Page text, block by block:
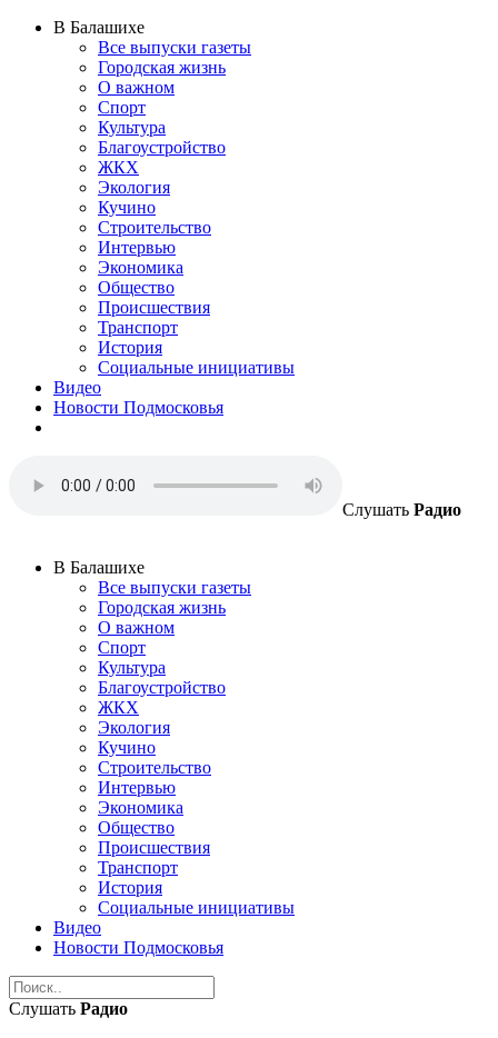
В Балашихе
Все выпуски газеты
Городская жизнь
О важном
Спорт
Культура
Благоустройство
ЖКХ
Экология
Кучино
Строительство
Интервью
Экономика
Общество
Происшествия
Транспорт
История
Социальные инициативы
Видео
Новости Подмосковья
Слушать Радио
В Балашихе
Все выпуски газеты
Городская жизнь
О важном
Спорт
Культура
Благоустройство
ЖКХ
Экология
Кучино
Строительство
Интервью
Экономика
Общество
Происшествия
Транспорт
История
Социальные инициативы
Видео
Новости Подмосковья
Слушать Радио